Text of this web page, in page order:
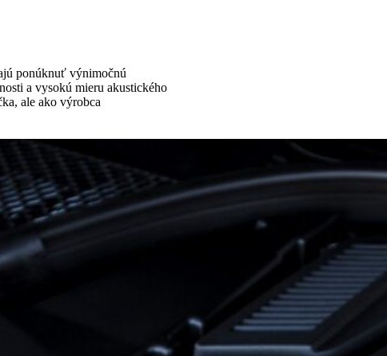
ponúknuť výnimočnú
a vysokú mieru akustického
ale ako výrobca